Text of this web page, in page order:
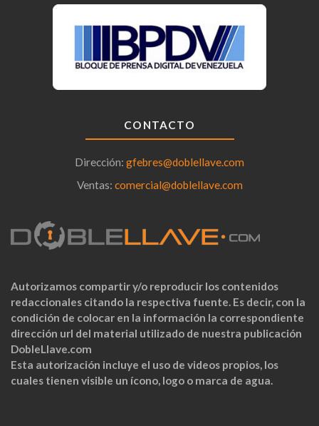
CONTACTO
Dirección: gfebres@doblellave.com
Ventas: comercial@doblellave.com
Autorizamos compartir y/o reproducir los contenidos
redaccionales citando la respectiva fuente. Es decir, con la
condición de colocar en la información la correspondiente
dirección url del material utilizado de nuestra publicación
DobleLlave.com
Esta autorización incluye el uso de videos propios, los
cuales tienen visible un ícono, logo o marca de agua.